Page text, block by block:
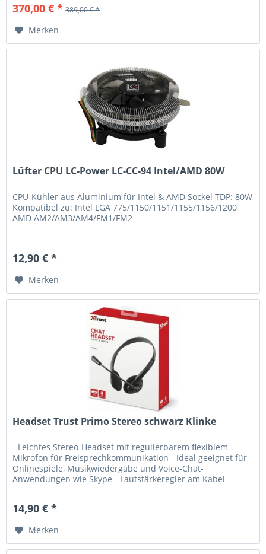
370,00 € * 389,00 € *
Merken
Lüfter CPU LC-Power LC-CC-94 Intel/AMD 80W
CPU-Kühler aus Aluminium für Intel & AMD Sockel TDP: 80W
Kompatibel zu: Intel LGA 775/1150/1151/1155/1156/1200
AMD AM2/AM3/AM4/FM1/FM2
12,90 € *
Merken
Headset Trust Primo Stereo schwarz Klinke
- Leichtes Stereo-Headset mit regulierbarem flexiblem
Mikrofon für Freisprechkommunikation - Ideal geeignet für
Onlinespiele, Musikwiedergabe und Voice-Chat-
Anwendungen wie Skype - Lautstärkeregler am Kabel
14,90 € *
Merken